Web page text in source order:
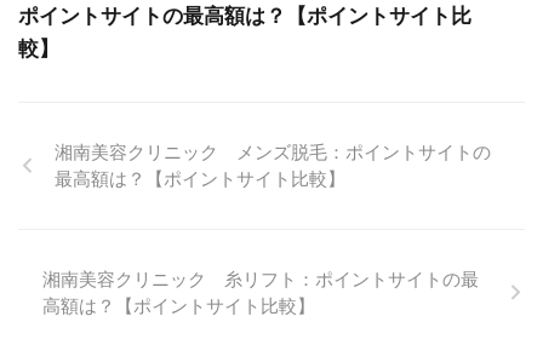
ポイントサイトの最高額は？【ポイントサイト比
較】
湘南美容クリニック メンズ脱毛：ポイントサイトの
最高額は？【ポイントサイト比較】
湘南美容クリニック 糸リフト：ポイントサイトの最
高額は？【ポイントサイト比較】